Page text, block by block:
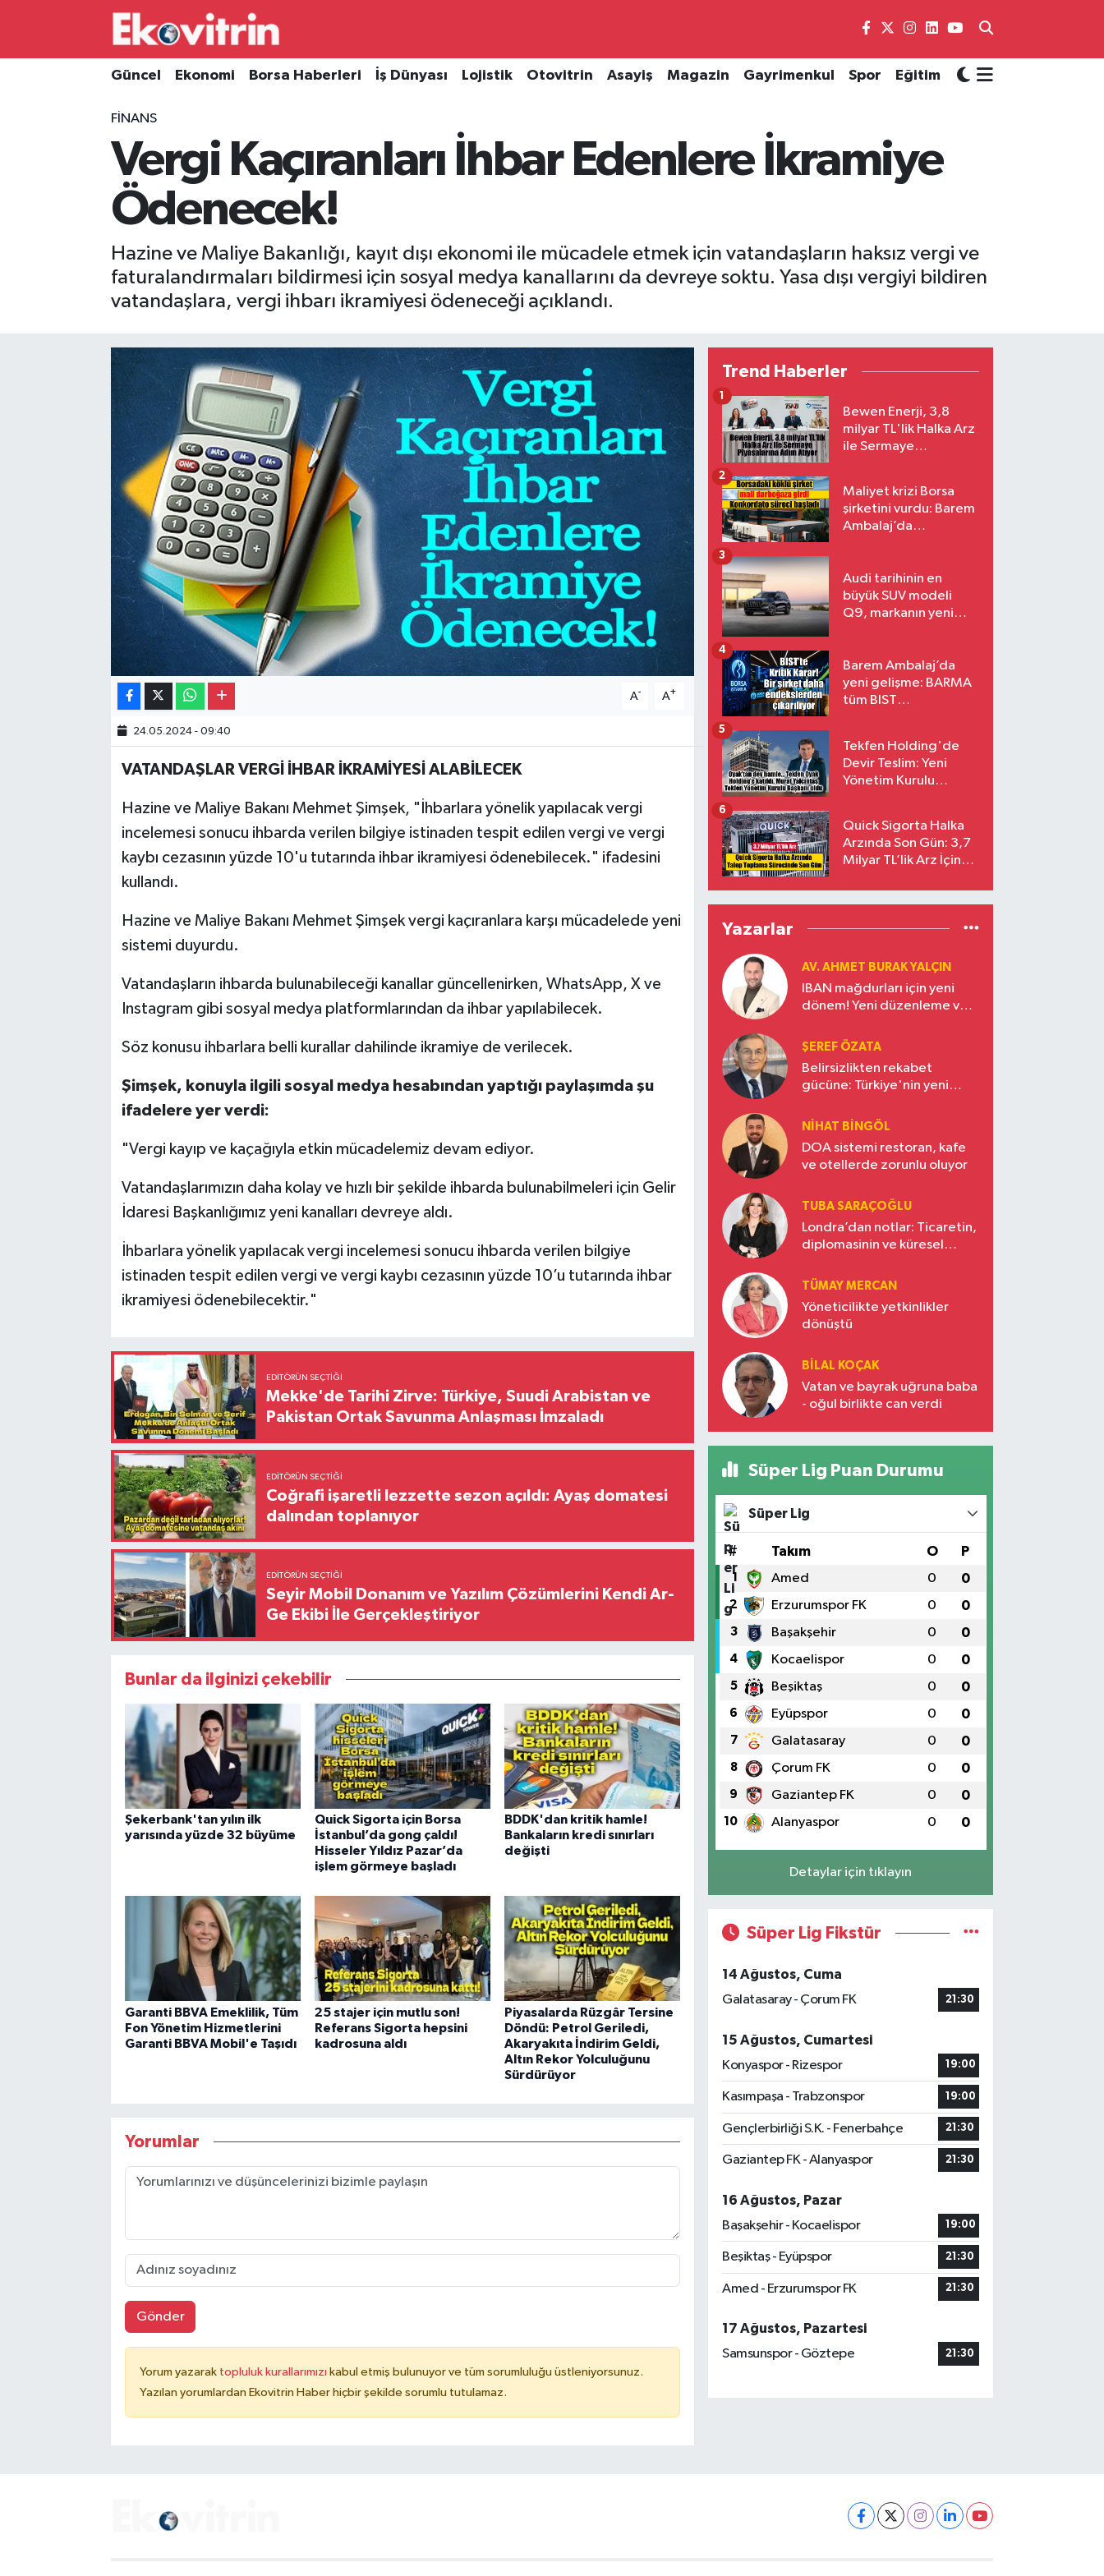
Güncel Ekonomi Borsa Haberleri İş Dünyası Lojistik Otovitrin Asayiş Magazin Gayrimenkul Spor Eğitim
FINANS
Vergi Kaçıranları İhbar Edenlere İkramiye
Ödenecek!
Hazine ve Maliye Bakanlığı, kayıt dışı ekonomi ile mücadele etmek için vatandaşların haksız vergi ve
faturalandırmaları bildirmesi için sosyal medya kanallarını da devreye soktu. Yasa dışı vergiyi bildiren
vatandaşlara, vergi ihbarı ikramiyesi ödeneceği açıklandı.
A- A+
24.05.2024 - 09:40
VATANDAŞLAR VERGİ İHBAR İKRAMİYESİ ALABİLECEK
Hazine ve Maliye Bakanı Mehmet Şimşek, "İhbarlara yönelik yapılacak vergi
incelemesi sonucu ihbarda verilen bilgiye istinaden tespit edilen vergi ve vergi
kaybı cezasının yüzde 10'u tutarında ihbar ikramiyesi ödenebilecek." ifadesini
kullandı.
Hazine ve Maliye Bakanı Mehmet Şimşek vergi kaçıranlara karşı mücadelede yeni
sistemi duyurdu.
Vatandaşların ihbarda bulunabileceği kanallar güncellenirken, WhatsApp, X ve
Instagram gibi sosyal medya platformlarından da ihbar yapılabilecek.
Söz konusu ihbarlara belli kurallar dahilinde ikramiye de verilecek.
Şimşek, konuyla ilgili sosyal medya hesabından yaptığı paylaşımda şu
ifadelere yer verdi:
"Vergi kayıp ve kaçağıyla etkin mücadelemiz devam ediyor.
Vatandaşlarımızın daha kolay ve hızlı bir şekilde ihbarda bulunabilmeleri için Gelir
İdaresi Başkanlığımız yeni kanalları devreye aldı.
İhbarlara yönelik yapılacak vergi incelemesi sonucu ihbarda verilen bilgiye
istinaden tespit edilen vergi ve vergi kaybı cezasının yüzde 10’u tutarında ihbar
ikramiyesi ödenebilecektir."
EDITÖRÜN SEÇTIĞI
Mekke'de Tarihi Zirve: Türkiye, Suudi Arabistan ve
Pakistan Ortak Savunma Anlaşması İmzaladı
EDITÖRÜN SEÇTIĞI
Coğrafi işaretli lezzette sezon açıldı: Ayaş domatesi
dalından toplanıyor
EDITÖRÜN SEÇTIĞI
Seyir Mobil Donanım ve Yazılım Çözümlerini Kendi Ar-
Ge Ekibi İle Gerçekleştiriyor
Bunlar da ilginizi çekebilir
Şekerbank'tan yılın ilk
yarısında yüzde 32 büyüme
Quick Sigorta için Borsa
İstanbul’da gong çaldı!
Hisseler Yıldız Pazar’da
işlem görmeye başladı
BDDK'dan kritik hamle!
Bankaların kredi sınırları
değişti
Garanti BBVA Emeklilik, Tüm
Fon Yönetim Hizmetlerini
Garanti BBVA Mobil'e Taşıdı
25 stajer için mutlu son!
Referans Sigorta hepsini
kadrosuna aldı
Piyasalarda Rüzgâr Tersine
Döndü: Petrol Geriledi,
Akaryakıta İndirim Geldi,
Altın Rekor Yolculuğunu
Sürdürüyor
Yorumlar
Gönder
Yorum yazarak topluluk kurallarımızı kabul etmiş bulunuyor ve tüm sorumluluğu üstleniyorsunuz.
Yazılan yorumlardan Ekovitrin Haber hiçbir şekilde sorumlu tutulamaz.
Trend Haberler
Bewen Enerji, 3,8
milyar TL'lik Halka Arz
ile Sermaye
1
Maliyet krizi Borsa
şirketini vurdu: Barem
Ambalaj’da
2
Audi tarihinin en
büyük SUV modeli
Q9, markanın yeni
3
Barem Ambalaj’da
yeni gelişme: BARMA
tüm BIST
4
Tekfen Holding'de
Devir Teslim: Yeni
Yönetim Kurulu
5
Quick Sigorta Halka
Arzında Son Gün: 3,7
Milyar TL’lik Arz İçin
Eriyor
6
Yazarlar
AV. AHMET BURAK YALÇIN
IBAN mağdurları için yeni
dönem! Yeni düzenleme ve
ŞEREF ÖZATA
Belirsizlikten rekabet
gücüne: Türkiye'nin yeni
NIHAT BINGÖL
DOA sistemi restoran, kafe
ve otellerde zorunlu oluyor
TUBA SARAÇOĞLU
Londra’dan notlar: Ticaretin,
diplomasinin ve küresel
Türkiye’nin yükselen gücü
TÜMAY MERCAN
Yöneticilikte yetkinlikler
dönüştü
BILAL KOÇAK
Vatan ve bayrak uğruna baba
- oğul birlikte can verdi
Süper Lig Puan Durumu
Süper Lig
# Takım O P
1 Amed 0 0
2 Erzurumspor FK 0 0
3 Başakşehir 0 0
4 Kocaelispor 0 0
5 Beşiktaş 0 0
6 Eyüpspor 0 0
7 Galatasaray 0 0
8 Çorum FK 0 0
9 Gaziantep FK 0 0
10 Alanyaspor 0 0
Detaylar için tıklayın
Süper Lig Fikstür
14 Ağustos, Cuma
Galatasaray - Çorum FK
21:30
15 Ağustos, Cumartesi
Konyaspor - Rizespor
19:00
Kasımpaşa - Trabzonspor 19:00
Gençlerbirliği S.K. - Fenerbahçe 21:30
Gaziantep FK - Alanyaspor 21:30
16 Ağustos, Pazar
Başakşehir - Kocaelispor
19:00
Beşiktaş - Eyüpspor 21:30
Amed - Erzurumspor FK 21:30
17 Ağustos, Pazartesi
Samsunspor - Göztepe
21:30
Güncel
Borsa Haberleri
Hava Durumu
Süper Lig Puan Durumu ve Fikstür
Tüm Manşetler
Son Dakika Haberleri
Haber Arşivi